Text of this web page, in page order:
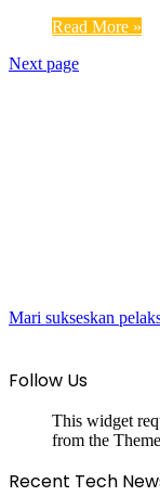
Read More »
Next page
Mari sukseskan
Follow Us
This widget
from the
Recent Tech